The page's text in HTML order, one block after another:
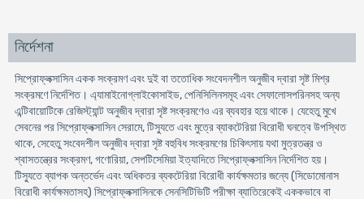
নির্দেশনা
সিপ্রোফ্লক্সাসিন একক সংক্রমণ এবং দুই বা ততোধিক সংবেদনশীল অনুজীব দ্বারা সৃষ্ট মিশ্র
সংক্রমণে নির্দেশিত। এ্যামাইনোগ্লাইকোসাইড, পেনিসিলিনসমূহ এবং সেফালোসপরিনসহ অন্য
এন্টিবায়োটিকে রেজিস্ট্যান্ট অনুজীব দ্বারা সৃষ্ট সংক্রমণেও এর ব্যবহার হয়ে থাকে। যেহেতু মুখে
সেবনের পর সিপ্রোফ্লক্সাসিন সেরামে, টিস্যুতে এবং মুত্রে ব্যাকটেরিয়া বিরোধী ঘনত্বে উপস্থিত
থাকে, সেহেতু সংবেদশীল অনুজীব দ্বারা সৃষ্ট বহুবিধ সংক্রমণের চিকিৎসায় যথা মুত্রতন্ত্র ও
শ্বাসতন্ত্রের সংক্রমণ, গণোরিয়া, সেপটিসেমিয়া ইত্যাদিতে সিপ্রোফ্লক্সাসিন নির্দেশিত হয়।
টিস্যুতে ব্যাপক অন্তর্ভেদ এবং অধিকতর ব্যকটেরিয়া বিরোধী কার্যক্ষমতার জন্যে (সিডোমোনাস
বিরোধী কার্যক্ষমতাসহ) সিপ্রোফ্লক্সাসিনকে সেনসিটিভিটি পরীক্ষা ব্যাতিরেকেই এককভাবে বা